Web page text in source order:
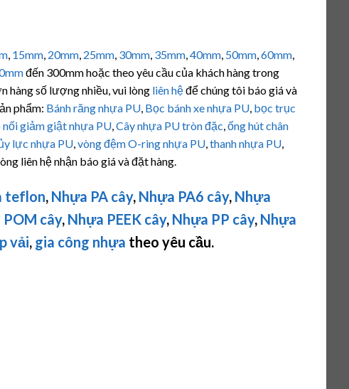
, 15mm, 20mm, 25mm, 30mm, 35mm,40mm, 50mm,60mm,
đến 300mm hoặc theo yêu cầu của khách hàng trong
hàng số lượng nhiều, vui lòng liên hệđể chúng tôi báo giá và
phẩm: Bánh răng nhựa PU, Bọc bánh xe nhựa PU, bọc trục
giảm giật nhựa PU,Cây nhựa PU tròn đặc,ống hút chân
lực nhựa PU,vòng đệm O-ring nhựa PU,thanh nhựa PU,
liên hệ nhận báo giá và đặt hàng.
teflon, Nhựa PA cây, Nhựa PA6 cây, Nhựa
cây, Nhựa PEEK cây, Nhựa PP cây, Nhựa
vải, gia công nhựa theo yêu cầu.